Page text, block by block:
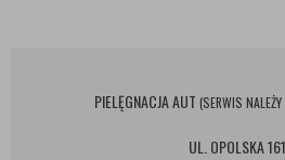
PIELĘGNACJA AUT (SERWIS
UL. OPOLSKA